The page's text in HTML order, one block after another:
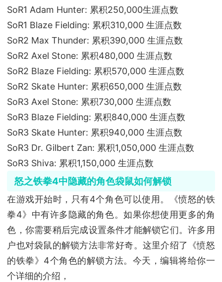
SoR1 Adam Hunter: 累积250,000生涯点数
SoR1 Blaze Fielding: 累积310,000 生涯点数
SoR2 Max Thunder: 累积390,000 生涯点数
SoR2 Axel Stone: 累积480,000 生涯点数
SoR2 Blaze Fielding: 累积570,000 生涯点数
SoR2 Skate Hunter: 累积650,000 生涯点数
SoR3 Axel Stone: 累积730,000 生涯点数
SoR3 Blaze Fielding: 累积840,000 生涯点数
SoR3 Skate Hunter: 累积940,000 生涯点数
SoR3 Dr. Gilbert Zan: 累积1,050,000 生涯点数
SoR3 Shiva: 累积1,150,000 生涯点数
怒之铁拳4中隐藏的角色袋鼠如何解锁
在游戏开始时，只有4个角色可以使用。《愤怒的铁
拳4》中有许多隐藏的角色。如果你想使用更多的角
色，你需要稍后完成设置条件才能解锁它们。许多用
户也对袋鼠的解锁方法非常好奇。这里介绍了《愤怒
的铁拳》4个角色的解锁方法。今天，编辑将给你一
个详细的介绍，